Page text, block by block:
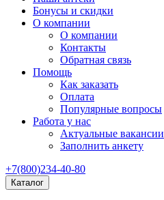
Бонусы и скидки
О компании
О компании
Контакты
Обратная связь
Помощь
Как заказать
Оплата
Популярные вопросы
Работа у нас
Актуальные вакансии
Заполнить анкету
+7(800)234-40-80
Каталог